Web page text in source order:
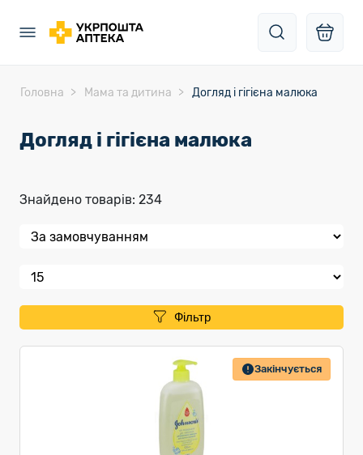
Головна Мама та дитина Догляд і гігієна малюка
Догляд і гігієна малюка
Знайдено товарів: 234
Фільтр
Закінчується